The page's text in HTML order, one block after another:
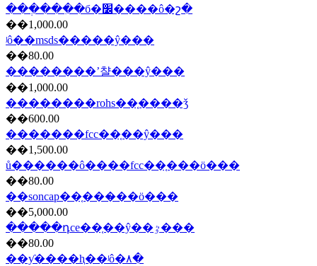
���ְ���ִ�б�׼����ô�շ�
��1,000.00
ʲô��msds�����ŷ���
��80.00
��������ʼ챨���ŷ���
��1,000.00
��������rohs��֤����ǯ
��600.00
�������fcc��֤��ŷ���
��1,500.00
ů������ô����fcc��֤���ö���
��80.00
��soncap��֤���̷��ö���
��5,000.00
�����դce��֤��ŷ��ٷ���
��80.00
��ƴ����ⱨ��ʲô�۸�